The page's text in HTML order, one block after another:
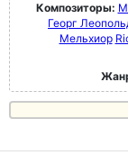
Композиторы:
Георг
Мельхиор